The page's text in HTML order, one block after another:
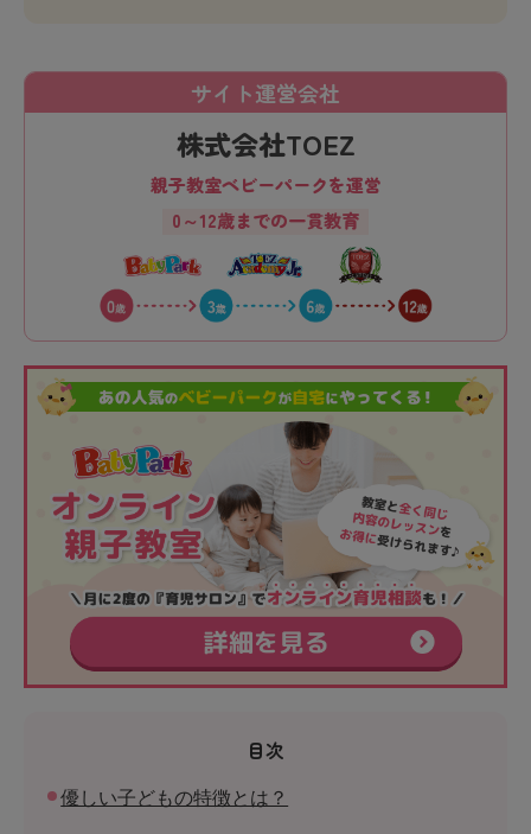
サイト運営会社
株式会社TOEZ
親子教室ベビーパークを運営
0～12歳までの一貫教育
目次
優しい子どもの特徴とは？